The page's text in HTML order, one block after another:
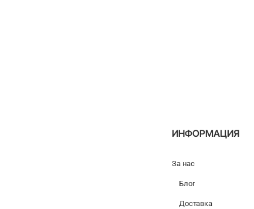
ИНФОРМАЦИЯ
За нас
Блог
Доставка